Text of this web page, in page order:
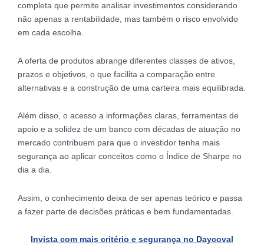
completa que permite analisar investimentos considerando
não apenas a rentabilidade, mas também o risco envolvido
em cada escolha.
A oferta de produtos abrange diferentes classes de ativos,
prazos e objetivos, o que facilita a comparação entre
alternativas e a construção de uma carteira mais equilibrada.
Além disso, o acesso a informações claras, ferramentas de
apoio e a solidez de um banco com décadas de atuação no
mercado contribuem para que o investidor tenha mais
segurança ao aplicar conceitos como o Índice de Sharpe no
dia a dia.
Assim, o conhecimento deixa de ser apenas teórico e passa
a fazer parte de decisões práticas e bem fundamentadas.
Invista com mais critério e segurança no Daycoval